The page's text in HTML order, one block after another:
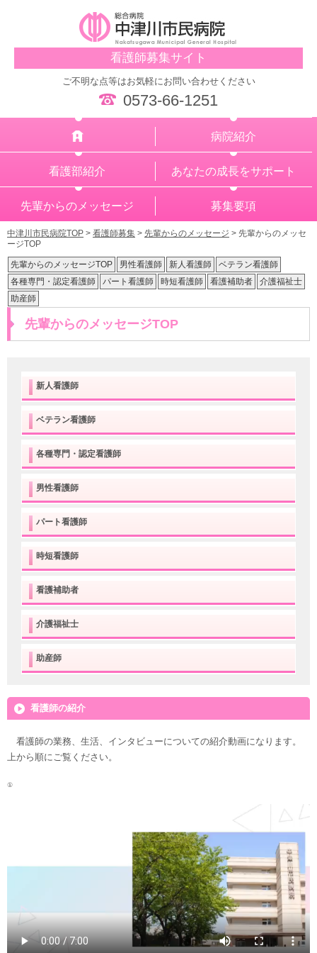
看護師募集サイト
ご不明な点等はお気軽にお問い合わせください
0573-66-1251
病院紹介
看護部紹介 あなたの成長をサポート
先輩からのメッセージ 募集要項
中津川市民病院TOP > 看護師募集 > 先輩からのメッセージ > 先輩からのメッセ
ージTOP
先輩からのメッセージTOP 男性看護師 新人看護師
ベテラン看護師
各種専門・認定看護師
パート看護師 時短看護師 看護補助者
介護福祉士
助産師
先輩からのメッセージTOP
新人看護師
ベテラン看護師
各種専門・認定看護師
男性看護師
パート看護師
時短看護師
看護補助者
介護福祉士
助産師
看護師の紹介
看護師の業務、生活、インタビューについての紹介動画になります。
上から順にご覧ください。
①